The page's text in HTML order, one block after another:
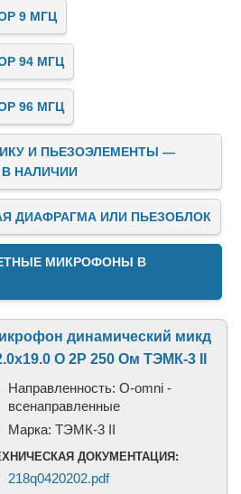
9 МГЦ
94 МГЦ
96 МГЦ
И ПЬЕЗОЭЛЕМЕНТЫ —
В НАЛИЧИИ
ДИАФРАГМА ИЛИ ПЬЕЗОБЛОК
МИКРОФОНЫ В
динамический микд
O 2P 250 Ом ТЭМК-3 II
Направленность: O-omni -
всенаправленные
Марка: ТЭМК-3 II
ДОКУМЕНТАЦИЯ:
218q0420202.pdf